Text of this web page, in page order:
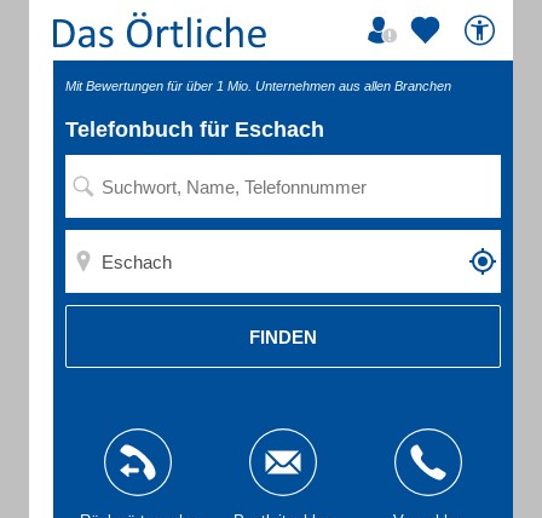
Mit Bewertungen für über 1 Mio. Unternehmen aus allen Branchen
Telefonbuch für Eschach
FINDEN